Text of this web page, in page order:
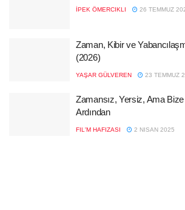
İPEK ÖMERCIKLI 26 TEMMUZ
Zaman, Kibir ve
(2026)
YAŞAR GÜLVEREN 23 TEMMUZ
Zamansız, Yersiz, Ama
Ardından
FIL'M HAFIZASI 2 NISAN 2025